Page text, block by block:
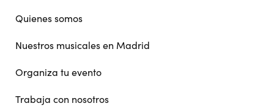
Quienes somos
Nuestros musicales en Madrid
Organiza tu evento
Trabaja con nosotros